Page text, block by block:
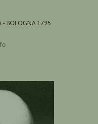
- BOLOGNA 1795